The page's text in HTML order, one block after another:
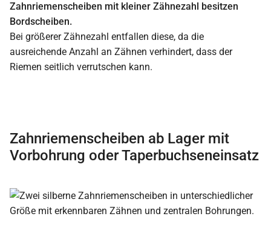
Zahnriemenscheiben mit kleiner Zähnezahl besitzen
Bordscheiben.
Bei größerer Zähnezahl entfallen diese, da die
ausreichende Anzahl an Zähnen verhindert, dass der
Riemen seitlich verrutschen kann.
Zahnriemenscheiben ab Lager mit
Vorbohrung oder Taperbuchseneinsatz